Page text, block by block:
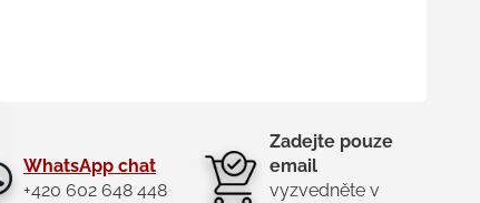
WhatsApp chat
+420 602 648 448
Zadejte pouze
email
vyzvedněte v